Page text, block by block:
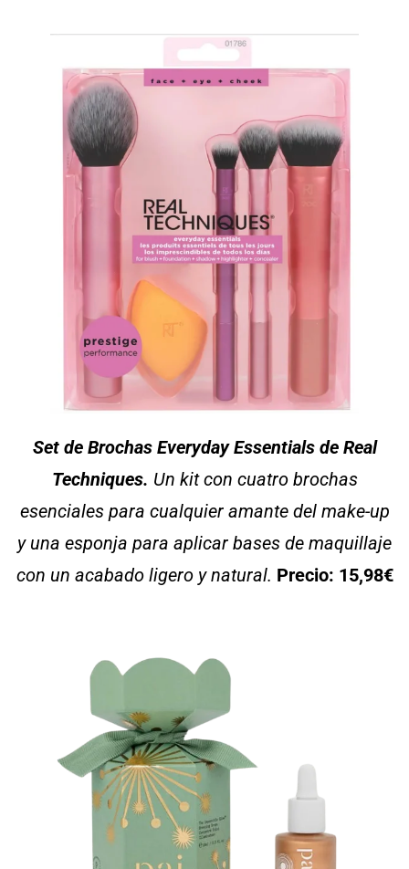
Set de Brochas Everyday Essentials de Real
Techniques. Un kit con cuatro brochas
esenciales para cualquier amante del make-up
y una esponja para aplicar bases de maquillaje
con un acabado ligero y natural. Precio: 15,98€